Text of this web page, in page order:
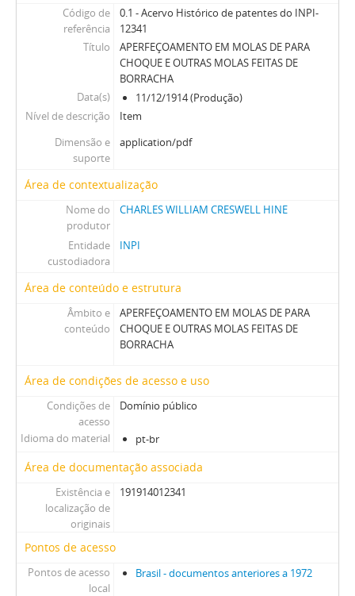
Código de
referência
0.1 - Acervo Histórico de patentes do INPI-
12341
Título
APERFEÇOAMENTO EM MOLAS DE PARA
CHOQUE E OUTRAS MOLAS FEITAS DE
BORRACHA
Data(s)
11/12/1914 (Produção)
Nível de descrição
Item
Dimensão e
suporte
application/pdf
Área de contextualização
Nome do
produtor
CHARLES WILLIAM CRESWELL HINE
Entidade
custodiadora
INPI
Área de conteúdo e estrutura
Âmbito e
conteúdo
APERFEÇOAMENTO EM MOLAS DE PARA
CHOQUE E OUTRAS MOLAS FEITAS DE
BORRACHA
Área de condições de acesso e uso
Condições de
acesso
Domínio público
Idioma do material pt-br
Área de documentação associada
Existência e
localização de
originais
191914012341
Pontos de acesso
Pontos de acesso
local
Brasil - documentos anteriores a 1972